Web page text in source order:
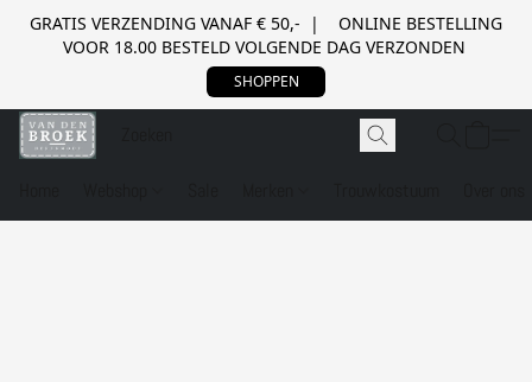
GRATIS VERZENDING VANAF € 50,- | ONLINE BESTELLING
VOOR 18.00 BESTELD VOLGENDE DAG VERZONDEN
SHOPPEN